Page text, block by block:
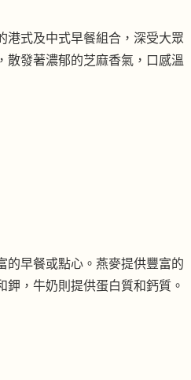
港式及中式早餐組合，深受大眾
散發著濃郁的芝麻香氣，口感溫
的早餐或點心。燕麥提供豐富的
鉀，牛奶則提供蛋白質和鈣質。